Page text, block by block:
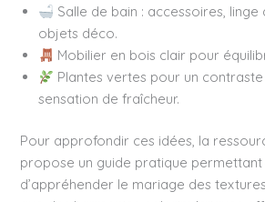
Salle de bain : accessoires,
objets déco.
Mobilier en bois clair pour
Plantes vertes pour un
sensation de fraîcheur.
Pour approfondir ces idées, la
propose un guide pratique permettant
d’appréhender le mariage des